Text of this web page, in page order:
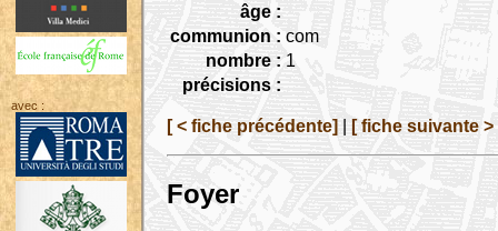
avec :
âge :
communion : com
nombre : 1
précisions :
[ < fiche précédente] [ fiche suivante >
Foyer